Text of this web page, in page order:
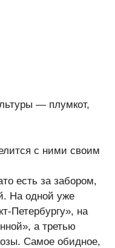
— плумкот,
с ними своим
есть за забором,
На одной уже
Петербургу», на
а третью
Самое обидное,